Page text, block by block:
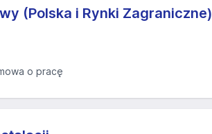
(Polska i Rynki Zagraniczne)
o pracę